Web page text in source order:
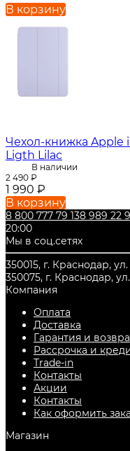
В корзину
Чехол-книжка Apple
Ligth Lilac
В наличии
2 490 ₽
1 990 ₽
В корзину
8 800 777 79 138 989 22
20:00
Мы в соц.сетях
350015, г. Краснодар,
350075, г. Краснодар,
Компания
Оплата
Доставка
Гарантия и
Рассрочка и
Trade-in
Контакты
Акции
Контакты
Как оформить
Магазин